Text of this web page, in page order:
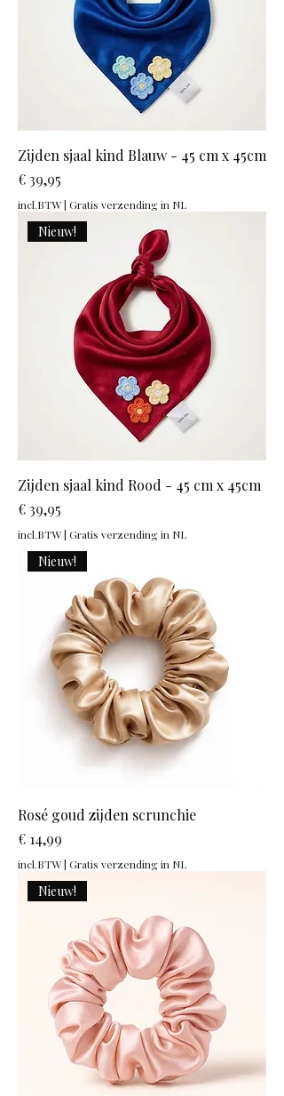
Zijden sjaal kind Blauw - 45 cm x 45cm
Prijs
€ 39,95
incl.BTW| Gratis verzending in NL
Nieuw!
Zijden sjaal kind Rood - 45 cm x 45cm
Prijs
€ 39,95
incl.BTW| Gratis verzending in NL
Nieuw!
Rosé goud zijden scrunchie
Prijs
€ 14,99
incl.BTW| Gratis verzending in NL
Nieuw!